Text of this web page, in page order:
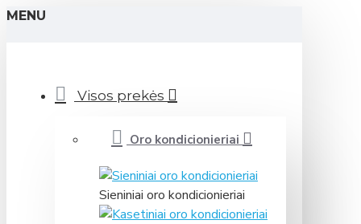
MENU
Visos prekės
Oro kondicionieriai
Sieniniai oro kondicionieriai